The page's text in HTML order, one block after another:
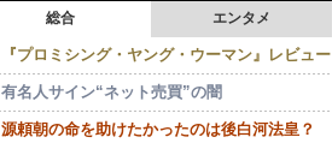
エンタメ
総合
『プロミシング・ヤング・ウーマン』レビュー
有名人サイン“ネット売買”の闇
源頼朝の命を助けたかったのは後白河法皇？